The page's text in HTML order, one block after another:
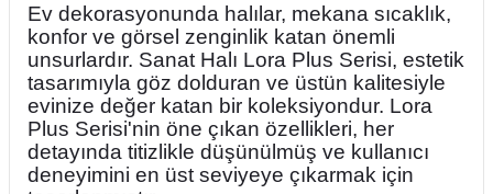
Ev dekorasyonunda halılar, mekana sıcaklık,
konfor ve görsel zenginlik katan önemli
unsurlardır. Sanat Halı Lora Plus Serisi, estetik
tasarımıyla göz dolduran ve üstün kalitesiyle
evinize değer katan bir koleksiyondur. Lora
Plus Serisi'nin öne çıkan özellikleri, her
detayında titizlikle düşünülmüş ve kullanıcı
deneyimini en üst seviyeye çıkarmak için